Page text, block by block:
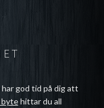
god tid på dig att
hittar du all